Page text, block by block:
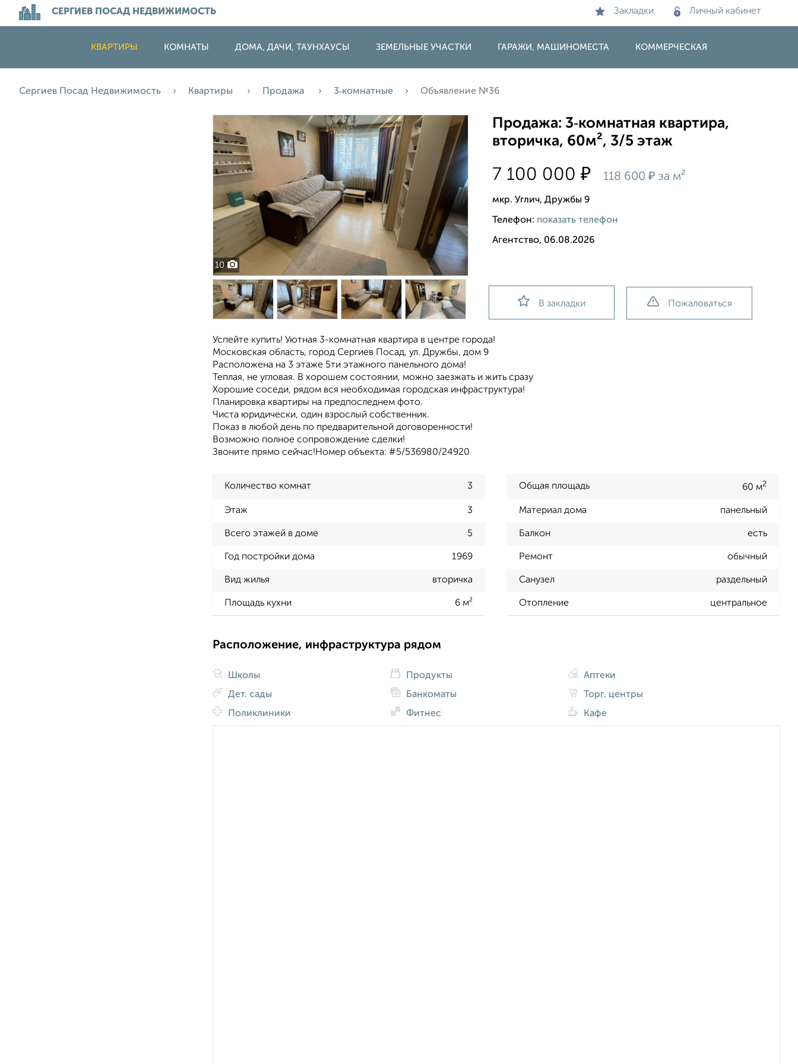
СЕРГИЕВ ПОСАД НЕДВИЖИМОСТЬ Закладки Личный кабинет
КВАРТИРЫ КОМНАТЫ ДОМА, ДАЧИ, ТАУНХАУСЫ ЗЕМЕЛЬНЫЕ УЧАСТКИ ГАРАЖИ, МАШИНОМЕСТА КОММЕРЧЕСКАЯ
Сергиев Посад Недвижимость Квартиры Продажа 3‑комнатные Объявление №36
10
Продажа: 3‑комнатная квартира,
вторичка, 60м², 3/5 этаж
7 100 000₽ 118 600₽ за м²
мкр. Углич, Дружбы 9
Телефон: показать телефон
Агентство, 06.08.2026
В закладки Пожаловаться
Успейте купить! Уютная 3-комнатная квартира в центре города!
Московская область, город Сергиев Посад, ул. Дружбы, дом 9
Расположена на 3 этаже 5ти этажного панельного дома!
Теплая, не угловая. В хорошем состоянии, можно заезжать и жить сразу
Хорошие соседи, рядом вся необходимая городская инфраструктура!
Планировка квартиры на предпоследнем фото.
Чиста юридически, один взрослый собственник.
Показ в любой день по предварительной договоренности!
Возможно полное сопровождение сделки!
Звоните прямо сейчас!Номер объекта: #5/536980/24920
Количество комнат 3 Общая площадь 60 м2
Этаж 3 Материал дома панельный
Всего этажей в доме 5 Балкон есть
Год постройки дома 1969 Ремонт обычный
Вид жилья вторичка Санузел раздельный
Площадь кухни 6 м² Отопление центральное
Расположение, инфраструктура рядом
Школы
Дет. сады
Поликлиники
Продукты
Банкоматы
Фитнес
Аптеки
Торг. центры
Кафе